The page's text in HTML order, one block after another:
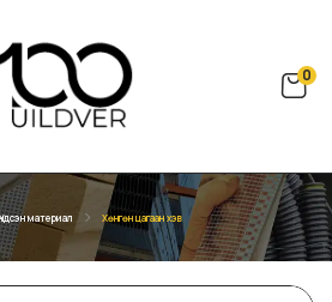
0
Үндсэн материал Хөнгөн цагаан хэв